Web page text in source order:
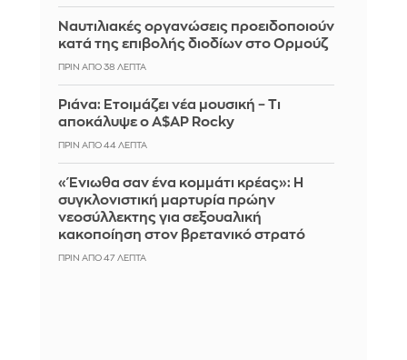
Ναυτιλιακές οργανώσεις προειδοποιούν
κατά της επιβολής διοδίων στο Ορμούζ
ΠΡΙΝ ΑΠΌ 38 ΛΕΠΤΆ
Ριάνα: Ετοιμάζει νέα μουσική – Τι
αποκάλυψε ο A$AP Rocky
ΠΡΙΝ ΑΠΌ 44 ΛΕΠΤΆ
«Ένιωθα σαν ένα κομμάτι κρέας»: Η
συγκλονιστική μαρτυρία πρώην
νεοσύλλεκτης για σεξουαλική
κακοποίηση στον βρετανικό στρατό
ΠΡΙΝ ΑΠΌ 47 ΛΕΠΤΆ